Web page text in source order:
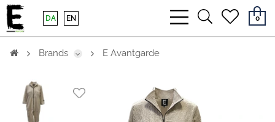
bars
light
searchheart
0
DA EN
Brands E Avantgarde